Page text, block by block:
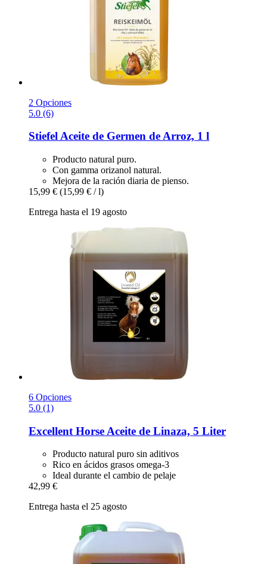
2 Opciones
5.0 (6)
StiefelAceite de Germen de Arroz, 1 l
Producto natural puro.
Con gamma orizanol natural.
Mejora de la ración diaria de pienso.
15,99 € (15,99 € / l)
Entrega hasta el 19 agosto
6 Opciones
5.0 (1)
Excellent Horse Aceite de Linaza, 5 Liter
Producto natural puro sin aditivos
Rico en ácidos grasos omega-3
Ideal durante el cambio de pelaje
42,99 €
Entrega hasta el 25 agosto